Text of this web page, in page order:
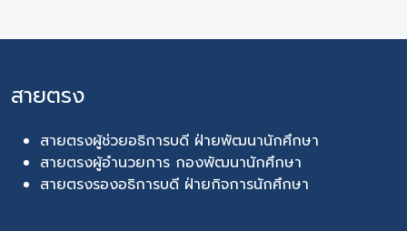
สายตรง
สายตรงผู้ช่วยอธิการบดี ฝ่ายพัฒนานักศึกษา
สายตรงผู้อำนวยการ กองพัฒนานักศึกษา
สายตรงรองอธิการบดี ฝ่ายกิจการนักศึกษา